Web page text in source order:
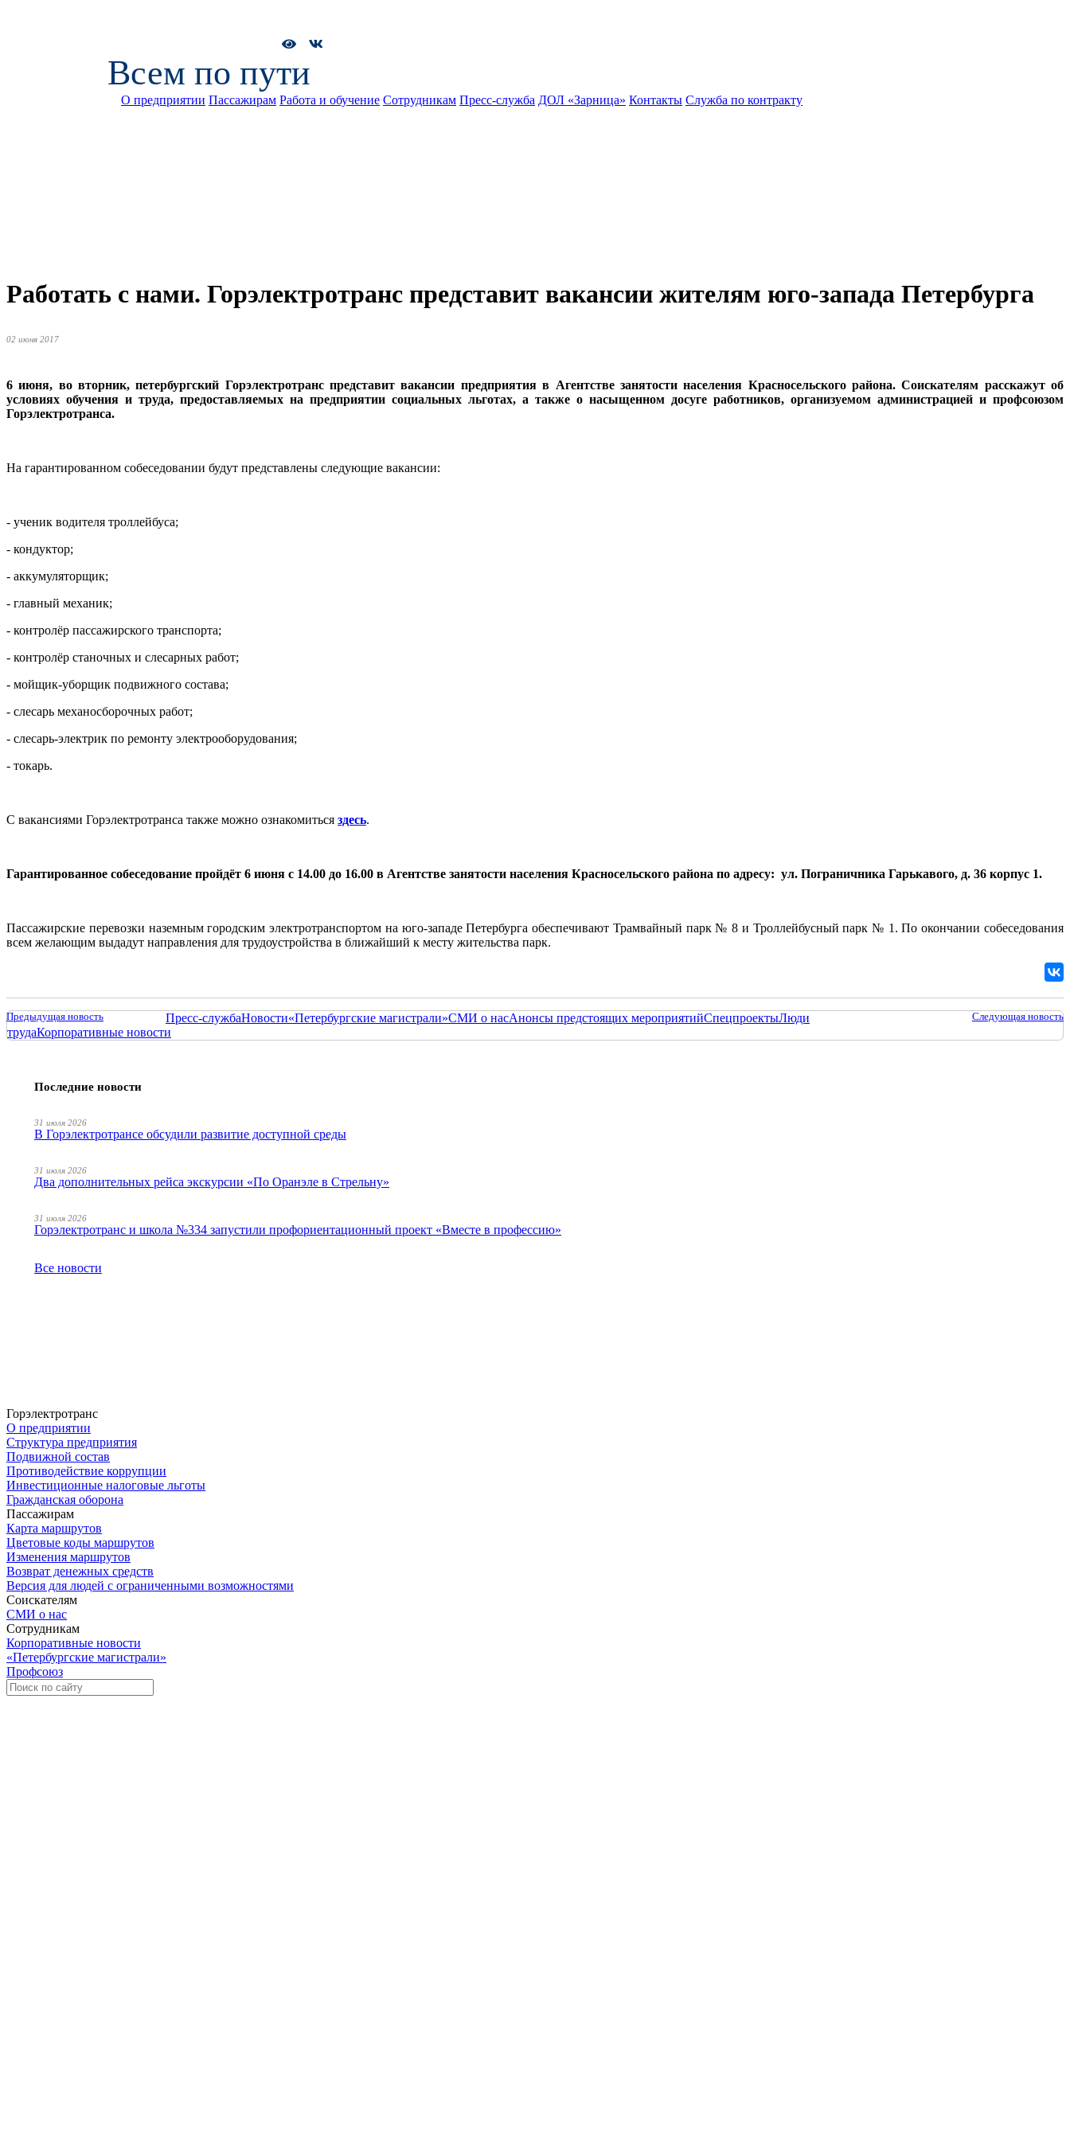
Всем по пути
О предприятии Пассажирам Работа и обучение Сотрудникам Пресс-служба ДОЛ «Зарница» Контакты Служба по контракту
Работать с нами. Горэлектротранс представит вакансии жителям юго-запада Петербурга
02 июня 2017
6 июня, во вторник, петербургский Горэлектротранс представит вакансии предприятия в Агентстве занятости населения Красносельского района. Соискателям расскажут об
условиях обучения и труда, предоставляемых на предприятии социальных льготах, а также о насыщенном досуге работников, организуемом администрацией и профсоюзом
Горэлектротранса.
На гарантированном собеседовании будут представлены следующие вакансии:
- ученик водителя троллейбуса;
- кондуктор;
- аккумуляторщик;
- главный механик;
- контролёр пассажирского транспорта;
- контролёр станочных и слесарных работ;
- мойщик-уборщик подвижного состава;
- слесарь механосборочных работ;
- слесарь-электрик по ремонту электрооборудования;
- токарь.
С вакансиями Горэлектротранса также можно ознакомиться здесь.
Гарантированное собеседование пройдёт 6 июня с 14.00 до 16.00 в Агентстве занятости населения Красносельского района по адресу: ул. Пограничника Гарькавого, д. 36 корпус 1.
Пассажирские перевозки наземным городским электротранспортом на юго-западе Петербурга обеспечивают Трамвайный парк № 8 и Троллейбусный парк № 1. По окончании собеседования
всем желающим выдадут направления для трудоустройства в ближайший к месту жительства парк.
Предыдущая новость Следующая новость
Пресс-службаНовости«Петербургские магистрали»СМИ о насАнонсы предстоящих мероприятийСпецпроектыЛюди
трудаКорпоративные новости
Последние новости
31 июля 2026
В Горэлектротрансе обсудили развитие доступной среды
31 июля 2026
Два дополнительных рейса экскурсии «По Оранэле в Стрельну»
31 июля 2026
Горэлектротранс и школа №334 запустили профориентационный проект «Вместе в профессию»
Все новости
Горэлектротранс
О предприятии
Структура предприятия
Подвижной состав
Противодействие коррупции
Инвестиционные налоговые льготы
Гражданская оборона
Пассажирам
Карта маршрутов
Цветовые коды маршрутов
Изменения маршрутов
Возврат денежных средств
Версия для людей с ограниченными возможностями
Соискателям
СМИ о нас
Сотрудникам
Корпоративные новости
«Петербургские магистрали»
Профсоюз